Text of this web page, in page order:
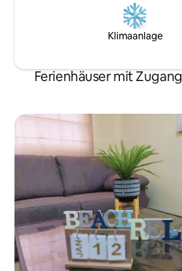
Klimaanlage
Ferienhäuser mit